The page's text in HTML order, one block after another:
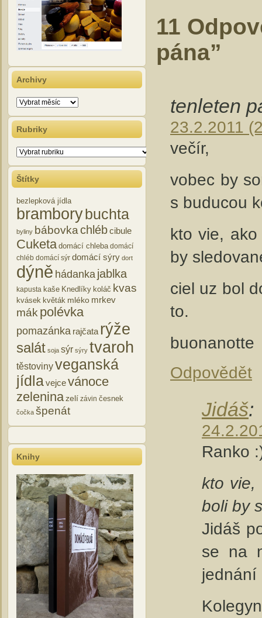
Archivy
Archivy
Rubriky
Rubriky
Štítky
bezlepková jídla
brambory buchta
byliny bábovkachlébcibule
Cuketa domácí chleba domácí
chléb domácí sýr domácí sýry dort
dýně hádanka jablka
kapusta kaše Knedlíky koláč kvas
kvásek květák mléko mrkev
mákpolévka
pomazánka rajčata rýže
salát soja sýr sýry tvaroh
těstovinyveganská
jídlavejcevánoce
zeleninazelí závin česnek
čočka špenát
Knihy
11
pána”
tenleten
23.2.2011
večír,
vobec by
s buducou
kto vie,
by
ciel uz bol
to.
buonanotte
Odpovědět
Jidáš:
Ranko
kto vie,
boli by
Jidáš
se na
jednání